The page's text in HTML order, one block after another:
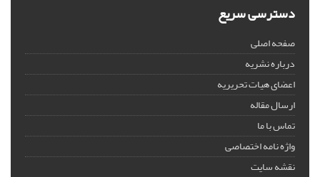
دسترسی سریع
صفحه اصلی
درباره نشریه
اعضای هیات تحریریه
ارسال مقاله
تماس با ما
واژه نامه اختصاصی
نقشه سایت